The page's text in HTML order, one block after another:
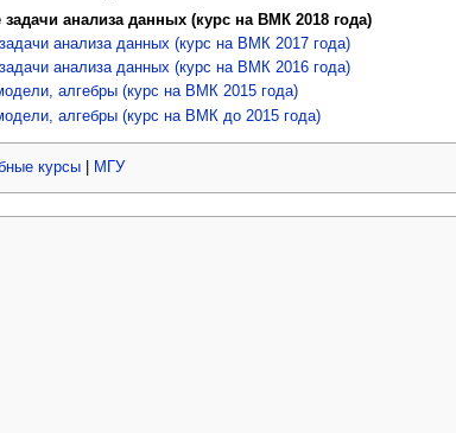
анализа данных (курс на ВМК 2018 года)
анализа данных (курс на ВМК 2017 года)
анализа данных (курс на ВМК 2016 года)
алгебры (курс на ВМК 2015 года)
алгебры (курс на ВМК до 2015 года)
курсы| МГУ